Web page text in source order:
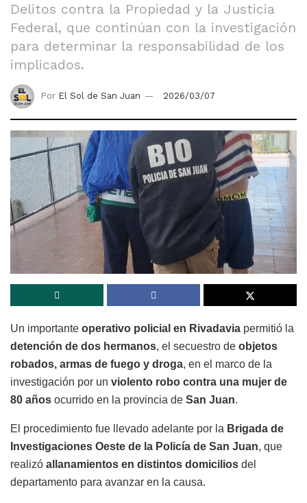
Delitos contra la Propiedad y la Justicia
Federal, que continúan con la investigación
para determinar la responsabilidad de los
implicados.
Por El Sol de San Juan 2026/03/07
Un importante operativo policial en Rivadavia permitió la
detención de dos hermanos, el secuestro de objetos
robados, armas de fuego y droga, en el marco de la
investigación por un violento robo contra una mujer de
80 años ocurrido en la provincia de San Juan.
El procedimiento fue llevado adelante por la Brigada de
Investigaciones Oeste de la Policía de San Juan, que
realizó allanamientos en distintos domicilios del
departamento para avanzar en la causa.